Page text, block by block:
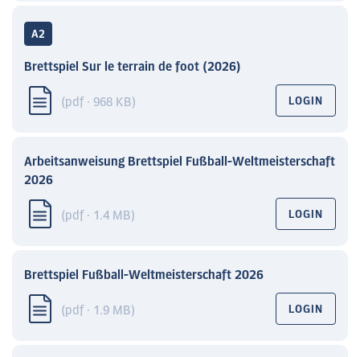
A2
Brettspiel Sur le terrain de foot (2026)
(pdf · 968 KB) LOGIN
Arbeitsanweisung Brettspiel Fußball-Weltmeisterschaft
2026
(pdf · 1.4 MB) LOGIN
Brettspiel Fußball-Weltmeisterschaft 2026
(pdf · 1.9 MB) LOGIN